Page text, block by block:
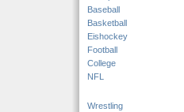
Baseball
Basketball
Eishockey
Football
College
NFL
Wrestling